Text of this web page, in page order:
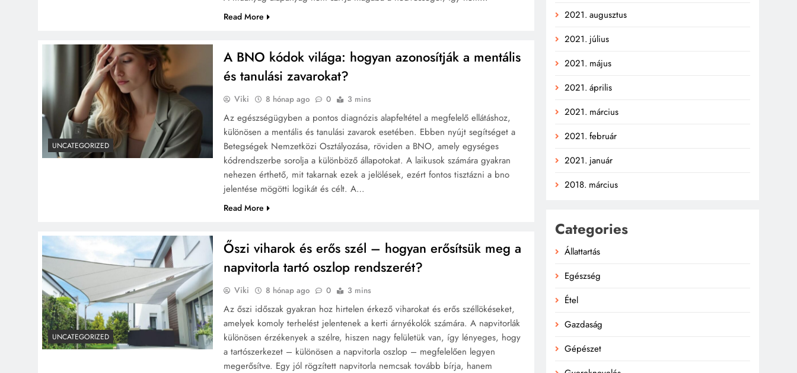
Read More
UNCATEGORIZED
A BNO kódok világa: hogyan azonosítják a mentális
és tanulási zavarokat?
Viki 8 hónap ago 0 3 mins
Az egészségügyben a pontos diagnózis alapfeltétel a megfelelő ellátáshoz,
különösen a mentális és tanulási zavarok esetében. Ebben nyújt segítséget a
Betegségek Nemzetközi Osztályozása, röviden a BNO, amely egységes
kódrendszerbe sorolja a különböző állapotokat. A laikusok számára gyakran
nehezen érthető, mit takarnak ezek a jelölések, ezért fontos tisztázni a bno
jelentése mögötti logikát és célt. A…
Read More
UNCATEGORIZED
Őszi viharok és erős szél – hogyan erősítsük meg a
napvitorla tartó oszlop rendszerét?
Viki 8 hónap ago 0 3 mins
Az őszi időszak gyakran hoz hirtelen érkező viharokat és erős széllökéseket,
amelyek komoly terhelést jelentenek a kerti árnyékolók számára. A napvitorlák
különösen érzékenyek a szélre, hiszen nagy felületük van, így lényeges, hogy
a tartószerkezet – különösen a napvitorla oszlop – megfelelően legyen
megerősítve. Egy jól rögzített napvitorla nemcsak tovább bírja, hanem
2021. augusztus
2021. július
2021. május
2021. április
2021. március
2021. február
2021. január
2018. március
Categories
Állattartás
Egészség
Étel
Gazdaság
Gépészet